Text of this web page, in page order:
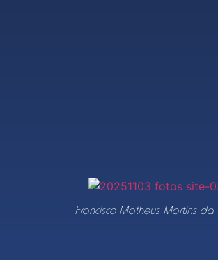
Francisco Matheus Martins da